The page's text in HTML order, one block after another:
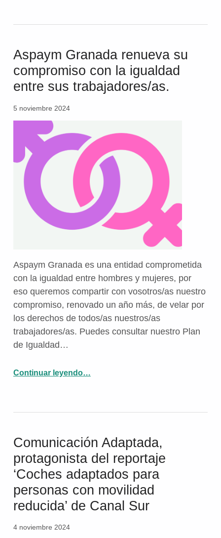
Aspaym Granada renueva su
compromiso con la igualdad
entre sus trabajadores/as.
5 noviembre 2024
Aspaym Granada es una entidad comprometida
con la igualdad entre hombres y mujeres, por
eso queremos compartir con vosotros/as nuestro
compromiso, renovado un año más, de velar por
los derechos de todos/as nuestros/as
trabajadores/as. Puedes consultar nuestro Plan
de Igualdad…
Continuar leyendo“Aspaym Granada renueva su compromiso con la igualdad entre sus trabajadores/as.”
…
Comunicación Adaptada,
protagonista del reportaje
‘Coches adaptados para
personas con movilidad
reducida’ de Canal Sur
4 noviembre 2024